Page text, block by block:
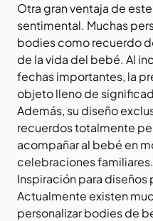
Otra gran ventaja de
sentimental. Muchas
bodies como recuerdo
de la vida del bebé. Al
fechas importantes, la
objeto lleno de
Además, su diseño
recuerdos totalmente
acompañar al bebé en
celebraciones familiares.
Inspiración para diseños
Actualmente existen
personalizar bodies de